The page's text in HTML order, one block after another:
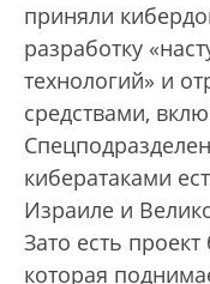
приняли
разработку
технологий» и
средствами,
кибератаками
Израиле и
Зато есть
которая